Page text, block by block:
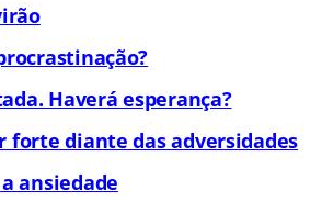
Haverá esperança?
forte diante das adversidades
ansiedade